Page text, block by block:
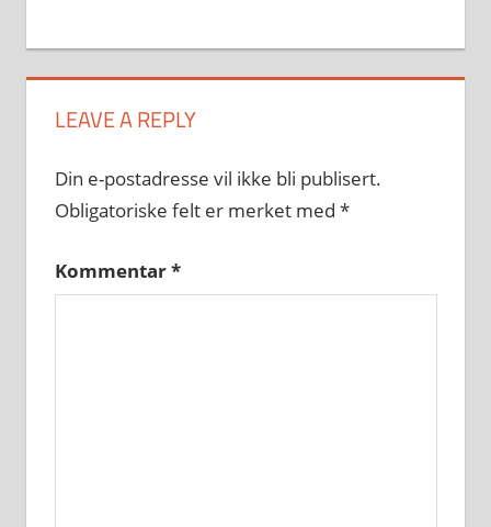
LEAVE A REPLY
Din e-postadresse vil ikke bli publisert.
Obligatoriske felt er merket med *
Kommentar*